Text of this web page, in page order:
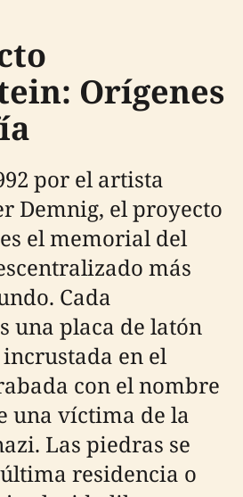
Orígenes
por el artista
Demnig, el proyecto
el memorial del
más
Cada
una placa de latón
incrustada en el
con el nombre
una víctima de la
Las piedras se
residencia o